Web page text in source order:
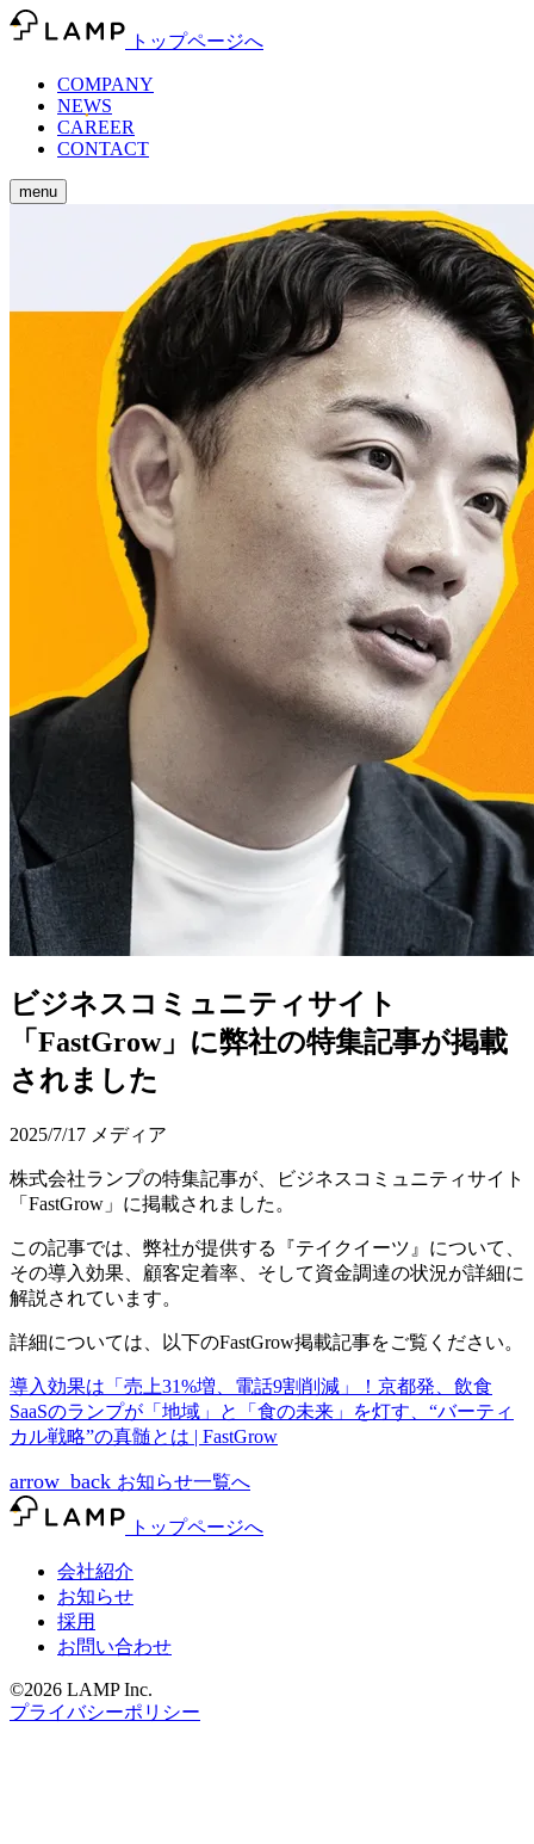
トップページへ
COMPANY
NEWS
CAREER
CONTACT
menu
ビジネスコミュニティサイト
「FastGrow」に弊社の特集記事が掲載
されました
2025/7/17 メディア
株式会社ランプの特集記事が、ビジネスコミュニティサイト
「FastGrow」に掲載されました。
この記事では、弊社が提供する『テイクイーツ』について、
その導入効果、顧客定着率、そして資金調達の状況が詳細に
解説されています。
詳細については、以下のFastGrow掲載記事をご覧ください。
導入効果は「売上31%増、電話9割削減」！京都発、飲食
SaaSのランプが「地域」と「食の未来」を灯す、“バーティ
カル戦略”の真髄とは | FastGrow
arrow_back お知らせ一覧へ
トップページへ
会社紹介
お知らせ
採用
お問い合わせ
©2026 LAMP Inc.
プライバシーポリシー